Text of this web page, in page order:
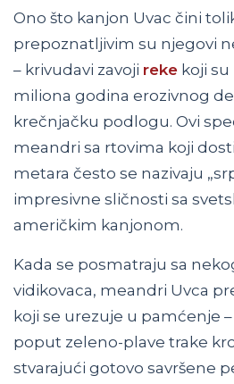
Ono što kanjon Uvac čini
prepoznatljivim su njegovi
– krivudavi zavoji reke koji
miliona godina erozivnog
krečnjačku podlogu. Ovi
meandri sa rtovima koji
metara često se nazivaju
impresivne sličnosti sa
američkim kanjonom.
Kada se posmatraju sa
vidikovaca, meandri Uvca
koji se urezuje u pamćenje
poput zeleno-plave trake
stvarajući gotovo savršene